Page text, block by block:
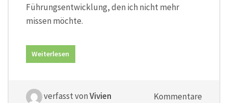
Führungsentwicklung, den ich nicht mehr
missen möchte.
Weiterlesen
verfasst vonVivien
Kommentare